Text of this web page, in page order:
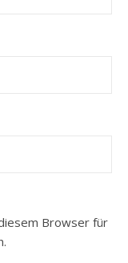
Browser für